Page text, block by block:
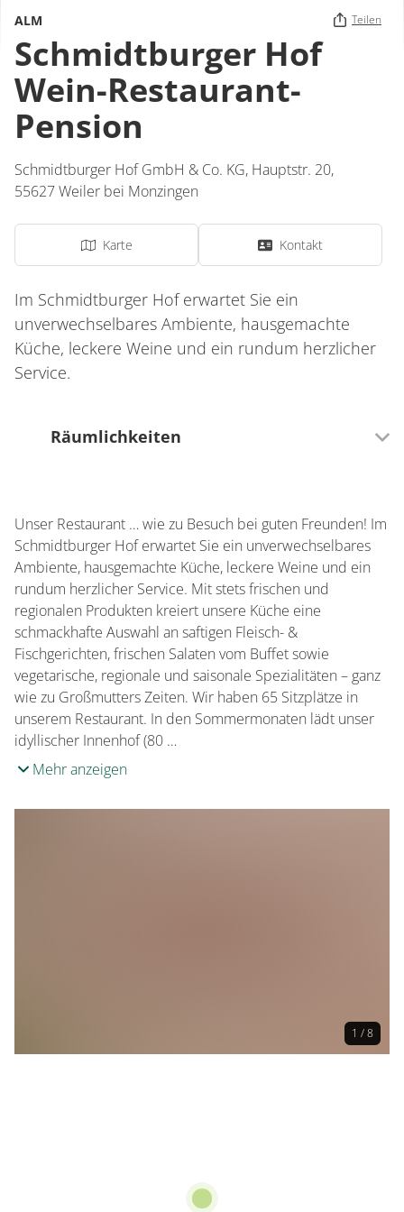
ALM Teilen
Schmidtburger Hof
Wein-Restaurant-
Pension
Schmidtburger Hof GmbH & Co. KG, Hauptstr. 20,
55627Weiler bei Monzingen
Karte Kontakt
Im Schmidtburger Hof erwartet Sie ein
unverwechselbares Ambiente, hausgemachte
Küche, leckere Weine und ein rundum herzlicher
Service.
Räumlichkeiten
80 Sitzplätze (außen)
Unser Restaurant … wie zu Besuch bei guten Freunden! Im
Schmidtburger Hof erwartet Sie ein unverwechselbares
Ambiente, hausgemachte Küche, leckere Weine und ein
rundum herzlicher Service. Mit stets frischen und
regionalen Produkten kreiert unsere Küche eine
schmackhafte Auswahl an saftigen Fleisch- &
Fischgerichten, frischen Salaten vom Buffet sowie
vegetarische, regionale und saisonale Spezialitäten – ganz
wie zu Großmutters Zeiten. Wir haben 65 Sitzplätze in
unserem Restaurant. In den Sommermonaten lädt unser
idyllischer Innenhof (80 …
Mehr anzeigen
1 / 8